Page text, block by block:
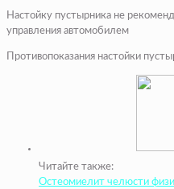
Настойку пустырника не
управления автомобилем
Противопоказания настойки
Читайте также:
Остеомиелит челюсти